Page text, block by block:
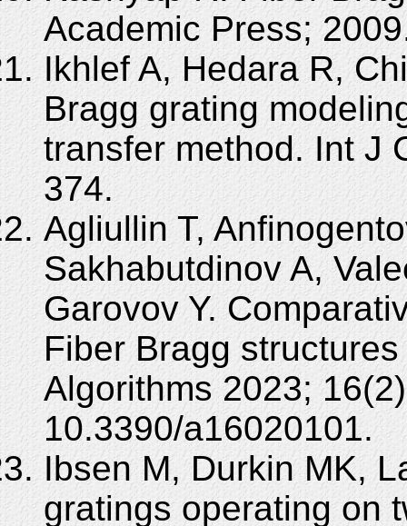
Academic Press;
Ikhlef A, Hedara R,
Bragg grating
transfer method. Int J
374.
Agliullin T,
Sakhabutdinov A,
Garovov Y.
Fiber Bragg
Algorithms 2023;
10.3390/a16020101.
Ibsen M, Durkin MK,
gratings operating on